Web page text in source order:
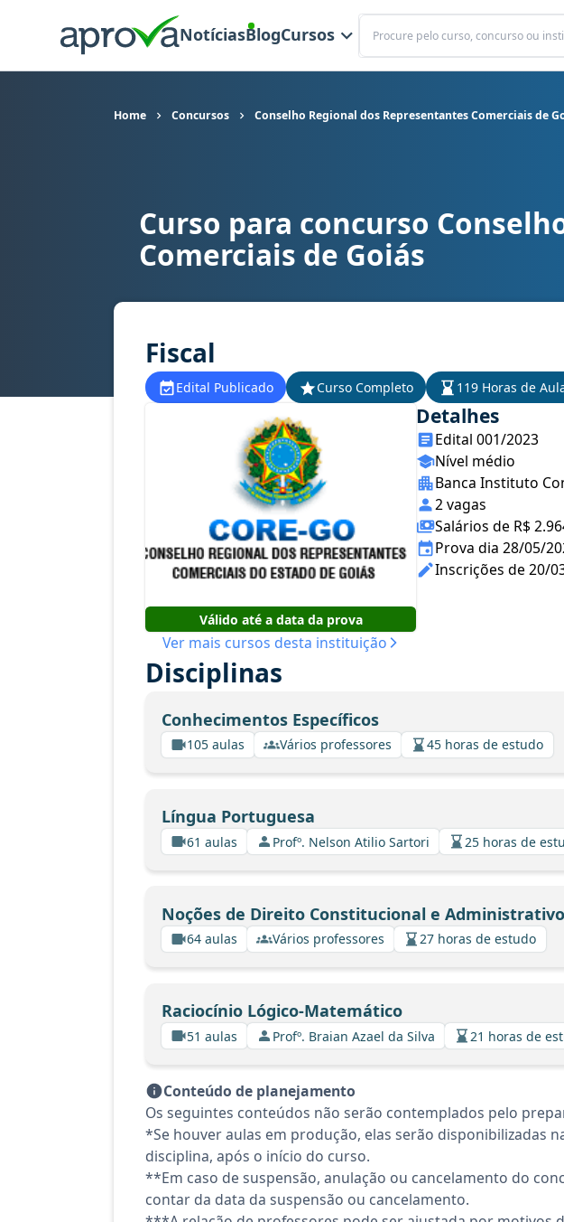
NotíciasBlogCursos
Buscar
Home Concursos Conselho Regional dos Representantes Comerciais de
Curso para concurso CORE GO - Conselho Regional dos Representantes
Curso para concurso
Comerciais de Goiás
Fiscal
Edital Publicado Curso Completo 119 Horas de
Válido até a data da prova
Ver mais cursos desta instituição
Detalhes
Edital 001/2023
Nível médio
Banca Instituto
2 vagas
Salários de R$
Prova dia 28/05/
Inscrições de 20/
Disciplinas
Conhecimentos Específicos
105 aulas Vários professores 45 horas de estudo
Língua Portuguesa
61 aulas Profº. Nelson Atilio Sartori 25 horas de
Noções de Direito Constitucional e Administrativo
64 aulas Vários professores 27 horas de estudo
Raciocínio Lógico-Matemático
51 aulas Profº. Braian Azael da Silva 21 horas de
Conteúdo de planejamento
Os seguintes conteúdos não serão contemplados pelo
*Se houver aulas em produção, elas serão disponibilizadas
disciplina, após o início do curso.
**Em caso de suspensão, anulação ou cancelamento do
contar da data da suspensão ou cancelamento.